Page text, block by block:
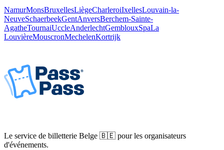
NamurMonsBruxellesLiègeCharleroiIxellesLouvain-la-
NeuveSchaerbeekGentAnversBerchem-Sainte-
AgatheTournaiUccleAnderlechtGemblouxSpaLa
LouvièreMouscronMechelenKortrijk
Le service de billetterie Belge 🇧🇪 pour les organisateurs
d'événements.